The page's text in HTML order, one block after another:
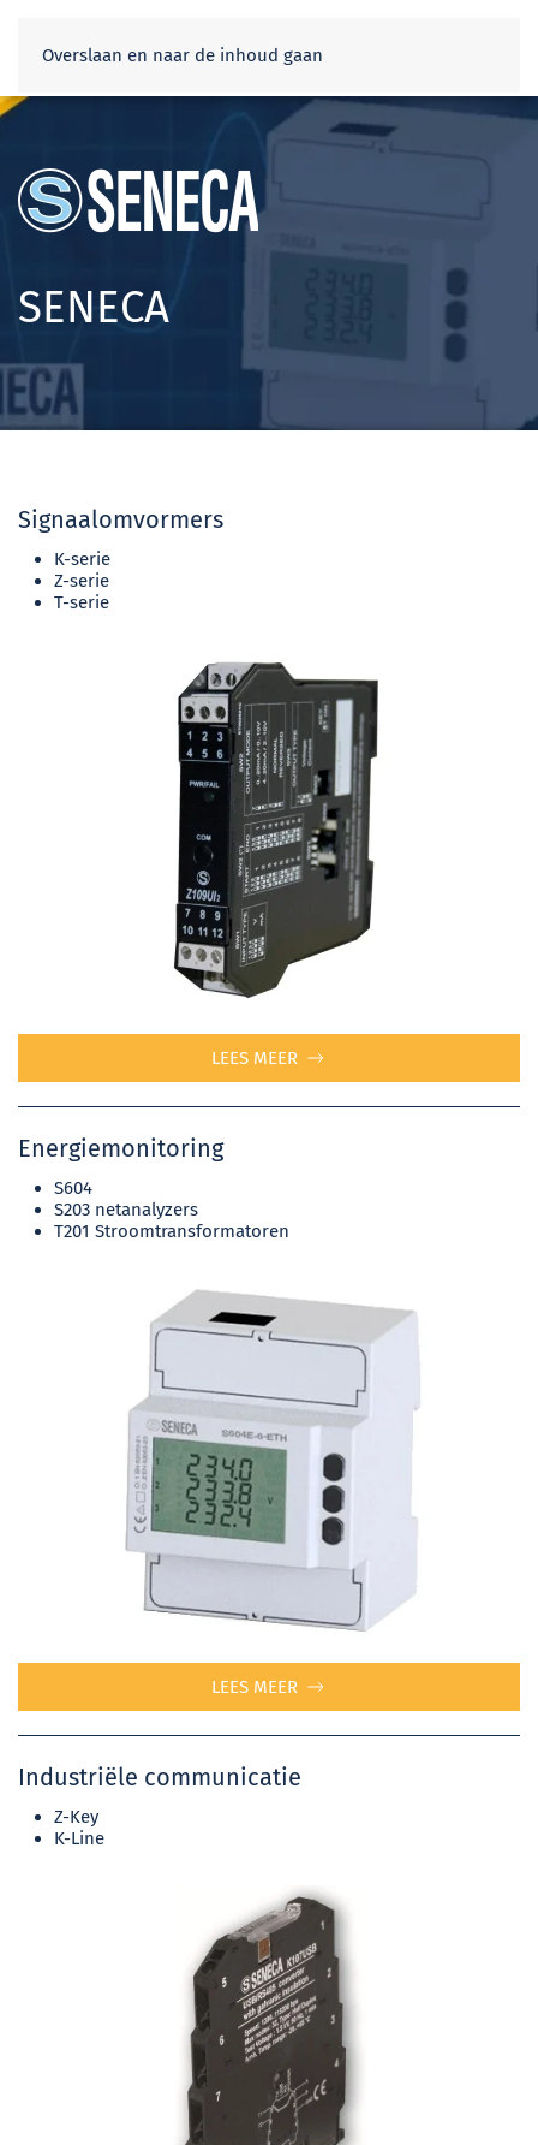
Overslaan en naar de inhoud gaan
SENECA
Signaalomvormers
K-serie
Z-serie
T-serie
LEES MEER
Energiemonitoring
S604
S203 netanalyzers
T201 Stroomtransformatoren
LEES MEER
Industriële communicatie
Z-Key
K-Line